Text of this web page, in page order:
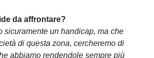
da affrontare?
sicuramente un handicap, ma che
di questa zona, cercheremo di
abbiamo rendendole sempre più